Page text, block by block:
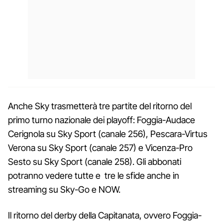
Anche Sky trasmetterà tre partite del ritorno del
primo turno nazionale dei playoff: Foggia-Audace
Cerignola su Sky Sport (canale 256), Pescara-Virtus
Verona su Sky Sport (canale 257) e Vicenza-Pro
Sesto su Sky Sport (canale 258). Gli abbonati
potranno vedere tutte e tre le sfide anche in
streaming su Sky-Go e NOW.
Il ritorno del derby della Capitanata, ovvero Foggia-